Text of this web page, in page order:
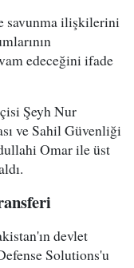
savunma ilişkilerini
edeceğini ifade
Şeyh Nur
ve Sahil Güvenliği
Omar ile üst
devlet
Solutions'u